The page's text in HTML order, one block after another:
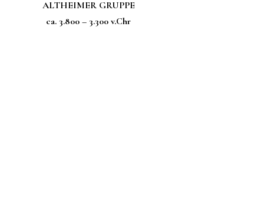
ALTHEIMER GRUPPE
ca. 3.800 – 3.300 v.Chr